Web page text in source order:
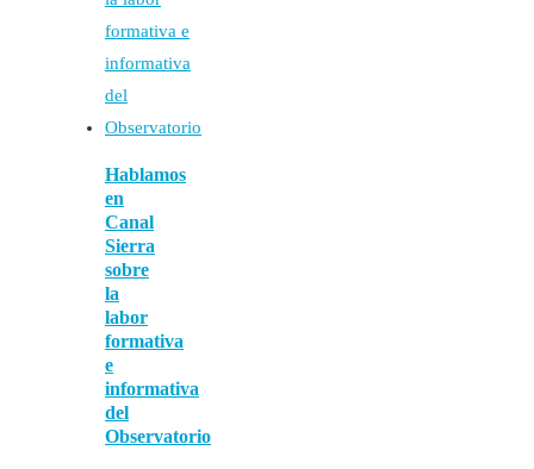
Hablamos
en
Canal
Sierra
sobre
la
labor
formativa
e
informativa
del
Observatorio